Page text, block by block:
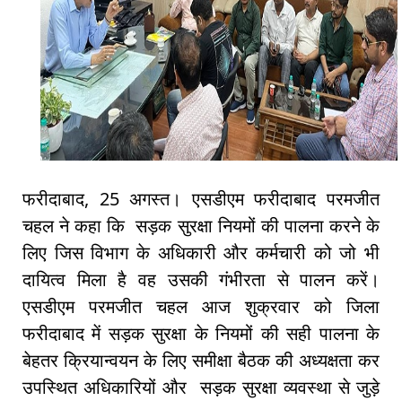
फरीदाबाद, 25 अगस्त। एसडीएम फरीदाबाद परमजीत
चहल ने कहा कि सड़क सुरक्षा नियमों की पालना करने के
लिए जिस विभाग के अधिकारी और कर्मचारी को जो भी
दायित्व मिला है वह उसकी गंभीरता से पालन करें।
एसडीएम परमजीत चहल आज शुक्रवार को जिला
फरीदाबाद में सड़क सुरक्षा के नियमों की सही पालना के
बेहतर क्रियान्वयन के लिए समीक्षा बैठक की अध्यक्षता कर
उपस्थित अधिकारियों और सड़क सुरक्षा व्यवस्था से जुड़े